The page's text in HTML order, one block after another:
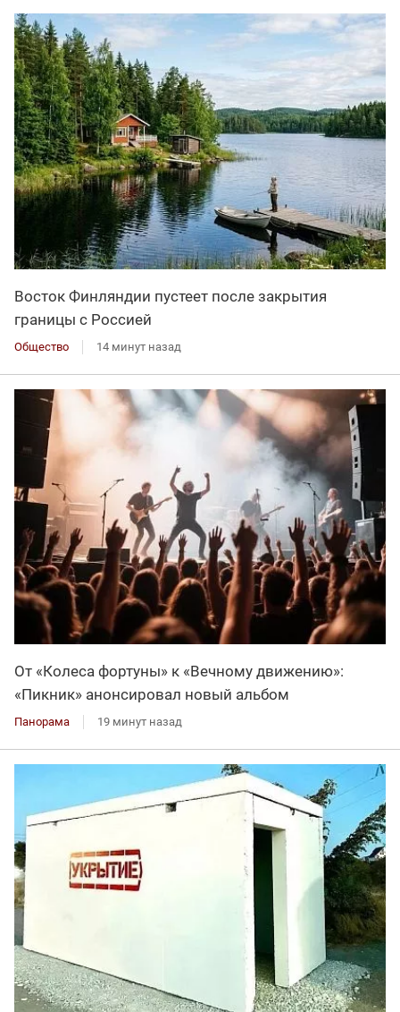
Восток Финляндии пустеет после закрытия
границы с Россией
Общество 14 минут назад
От «Колеса фортуны» к «Вечному движению»:
«Пикник» анонсировал новый альбом
Панорама 19 минут назад